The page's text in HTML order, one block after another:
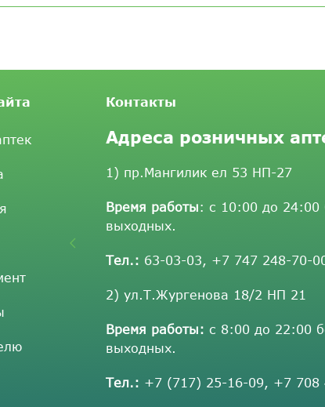
Контакты
Адреса розничных
1) пр.Мангилик ел 53 НП-27
Время работы: с 10:00 до 24:00
выходных.
Тел.: 63-03-03, +7 747 248-70-
2) ул.Т.Жургенова 18/2 НП 21
Время работы: с 8:00 до 22:00
выходных.
Тел.: +7 (717) 25-16-09, +7 708